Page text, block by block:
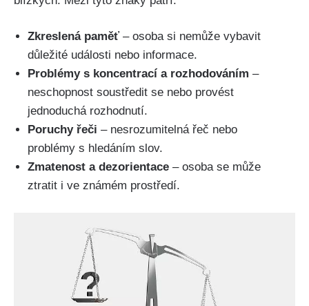
Zkreslená paměť – osoba si nemůže vybavit
důležité události nebo informace.
Problémy s koncentrací a rozhodováním –
neschopnost soustředit se nebo provést
jednoduchá rozhodnutí.
Poruchy řeči – nesrozumitelná řeč nebo
problémy s hledáním slov.
Zmatenost a dezorientace – osoba se může
ztratit i ve známém prostředí.